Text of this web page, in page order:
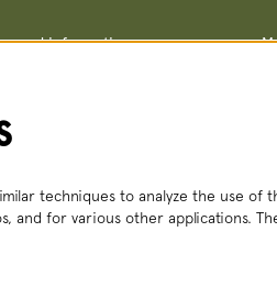
and information
– Fri, 2:00 PM – 6:00 PM
356
techniques to analyze the use
and for various other applications.